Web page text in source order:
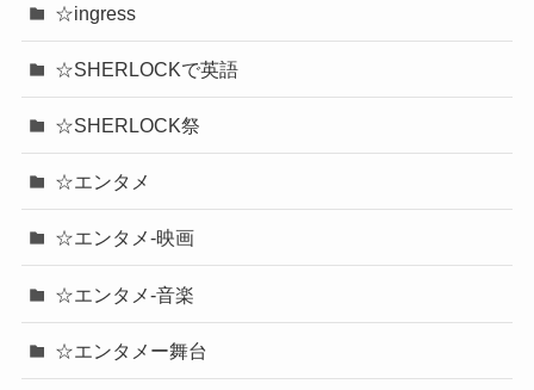
☆ingress
☆SHERLOCKで英語
☆SHERLOCK祭
☆エンタメ
☆エンタメ-映画
☆エンタメ-音楽
☆エンタメー舞台